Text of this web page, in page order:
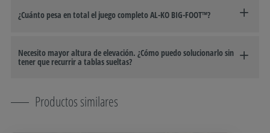
¿Cuánto pesa en total el juego completo AL-KO BIG-FOOT™?
Necesito mayor altura de elevación. ¿Cómo puedo solucionarlo sin
tener que recurrir a tablas sueltas?
Productos similares